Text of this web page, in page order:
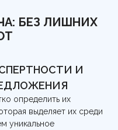
БЕЗ ЛИШНИХ
И
определить их
выделяет их среди
уникальное